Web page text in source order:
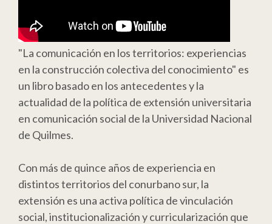
"La comunicación en los territorios: experiencias
en la construcción colectiva del conocimiento" es
un libro basado en los antecedentes y la
actualidad de la política de extensión universitaria
en comunicación social de la Universidad Nacional
de Quilmes.
Con más de quince años de experiencia en
distintos territorios del conurbano sur, la
extensión es una activa política de vinculación
social, institucionalización y curricularización que